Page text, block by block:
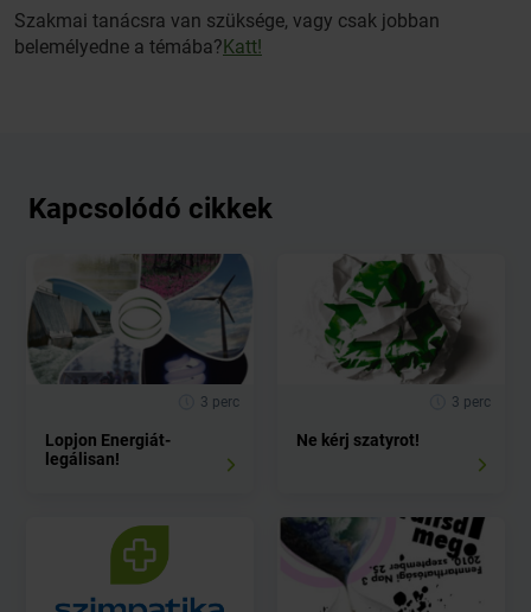
Szakmai tanácsra van szüksége, vagy csak jobban
belemélyedne a témába?Katt!
Kapcsolódó cikkek
3 perc
Lopjon Energiát-
legálisan!
3 perc
Ne kérj szatyrot!